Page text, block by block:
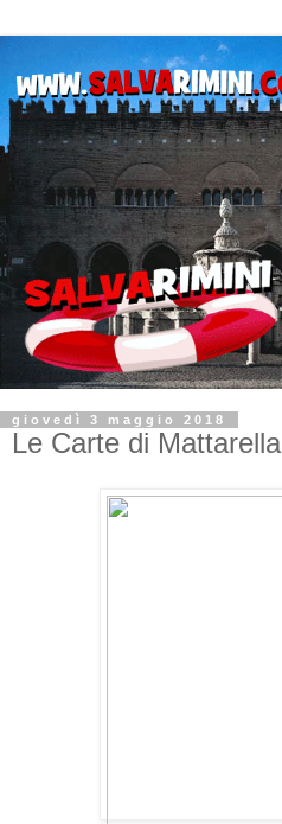
giovedì 3 maggio 2018
Le Carte di Mattarella